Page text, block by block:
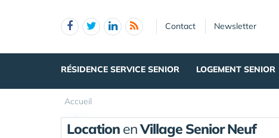
Contact Newsletter
RÉSIDENCE SERVICE SENIOR LOGEMENT SENIOR
Accueil
Location enVillage Senior Neuf